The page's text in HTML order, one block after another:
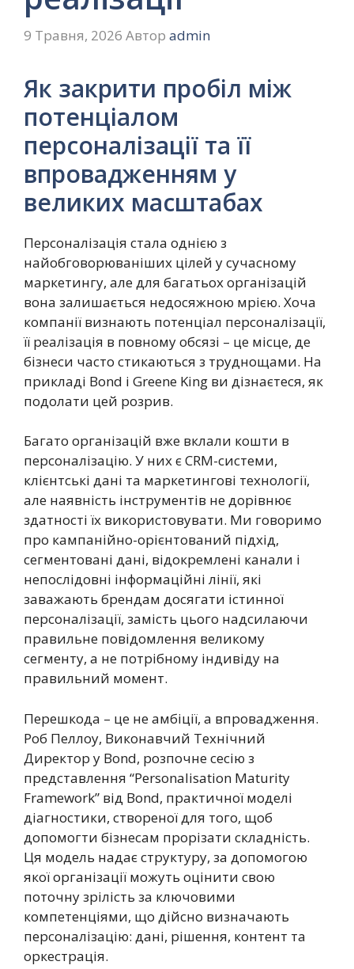
9 Травня, 2026 Автор admin
Як закрити пробіл між
потенціалом
персоналізації та її
впровадженням у
великих масштабах
Персоналізація стала однією з
найобговорюваніших цілей у сучасному
маркетингу, але для багатьох організацій
вона залишається недосяжною мрією. Хоча
компанії визнають потенціал персоналізації,
її реалізація в повному обсязі – це місце, де
бізнеси часто стикаються з труднощами. На
прикладі Bond і Greene King ви дізнаєтеся, як
подолати цей розрив.
Багато організацій вже вклали кошти в
персоналізацію. У них є CRM-системи,
клієнтські дані та маркетингові технології,
але наявність інструментів не дорівнює
здатності їх використовувати. Ми говоримо
про кампанійно-орієнтований підхід,
сегментовані дані, відокремлені канали і
непослідовні інформаційні лінії, які
заважають брендам досягати істинної
персоналізації, замість цього надсилаючи
правильне повідомлення великому
сегменту, а не потрібному індивіду на
правильний момент.
Перешкода – це не амбіції, а впровадження.
Роб Пеллоу, Виконавчий Технічний
Директор у Bond, розпочне сесію з
представлення “Personalisation Maturity
Framework” від Bond, практичної моделі
діагностики, створеної для того, щоб
допомогти бізнесам прорізати складність.
Ця модель надає структуру, за допомогою
якої організації можуть оцінити свою
поточну зрілість за ключовими
компетенціями, що дійсно визначають
персоналізацію: дані, рішення, контент та
оркестрація.